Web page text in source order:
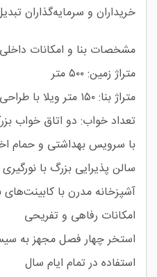
خریداران و سرمایه‌گذاران
مشخصات بنا و امکانات داخلی
متراژ زمین: ۵۰۰ متر
متراژ بنا: ۱۵۰ متر ویلا با طراحی مدرن و نمایی شیک
تعداد خواب: دو اتاق خواب
با سرویس بهداشتی و حمام
سالن پذیرایی بزرگ با
آشپزخانه مدرن با کابینت‌های
امکانات رفاهی و تفریحی
استخر چهار فصل مجهز به
استفاده در تمام ایام سال